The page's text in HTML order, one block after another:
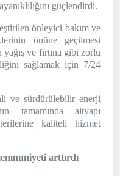
güçlendirdi.
önleyici bakım ve
önüne geçilmesi
ve fırtına gibi zorlu
sağlamak için 7/24
ve sürdürülebilir enerji
tamamında altyapı
kaliteli hizmet
arttırdı